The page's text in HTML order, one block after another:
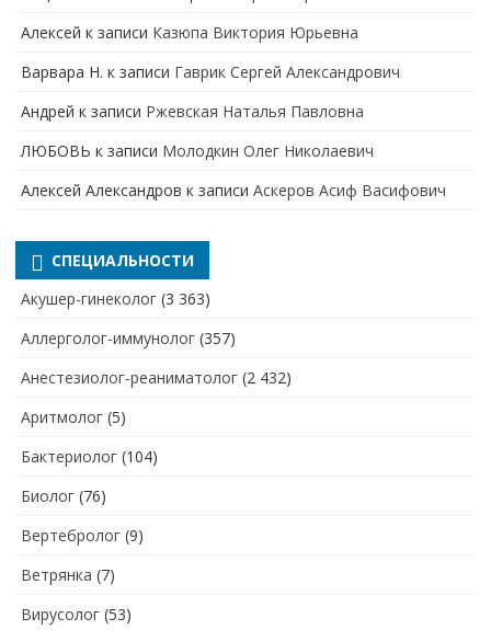
Алексей к записи Казюпа Виктория Юрьевна
Варвара Н. к записи Гаврик Сергей Александрович
Андрей к записи Ржевская Наталья Павловна
ЛЮБОВЬ к записи Молодкин Олег Николаевич
Алексей Александров к записи Аскеров Асиф Васифович
СПЕЦИАЛЬНОСТИ
Акушер-гинеколог (3 363)
Аллерголог-иммунолог (357)
Анестезиолог-реаниматолог (2 432)
Аритмолог (5)
Бактериолог (104)
Биолог (76)
Вертебролог (9)
Ветрянка (7)
Вирусолог (53)